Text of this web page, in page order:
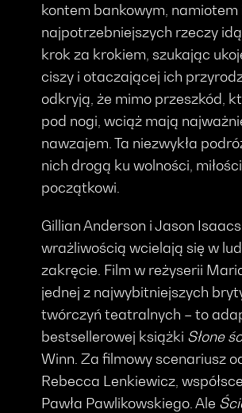
kontem bankowym, namiotem
najpotrzebniejszych rzeczy
krok za krokiem, szukając
ciszy i otaczającej ich
odkryją, że mimo przeszkód,
pod nogi, wciąż mają
nawzajem. Ta niezwykła
nich drogą ku wolności,
początkowi.
Gillian Anderson i Jason
wrażliwością wcielają się w
zakręcie. Film w reżyserii
jednej z najwybitniejszych
twórczyń teatralnych – to
bestsellerowej książki Słone
Winn. Za filmowy scenariusz
Rebecca Lenkiewicz,
Pawła Pawlikowskiego. Ale